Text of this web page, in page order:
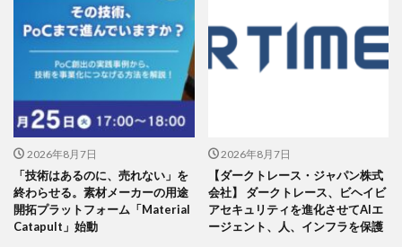
2026年8月7日
「技術はあるのに、売れない」を
終わらせる。素材メーカーの用途
開拓プラットフォーム「Material
Catapult」始動
2026年8月7日
【ダークトレース・ジャパン株式
会社】 ダークトレース、ビヘイビ
アセキュリティを進化させてAIエ
ージェント、人、インフラを保護